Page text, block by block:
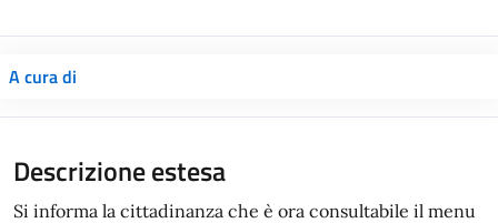
A cura di
Descrizione estesa
Si informa la cittadinanza che è ora consultabile il menu